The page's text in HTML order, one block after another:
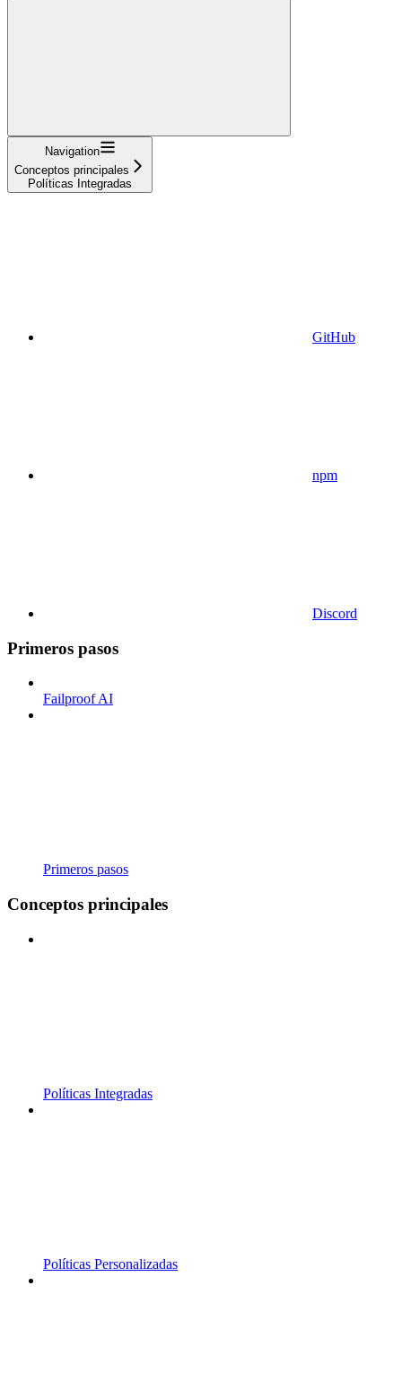
Navigation
Conceptos principales
Políticas Integradas
GitHub
npm
Discord
Primeros pasos
Failproof AI
Primeros pasos
Conceptos principales
Políticas Integradas
Políticas Personalizadas